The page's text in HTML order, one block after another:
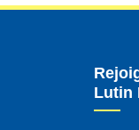
Lutin